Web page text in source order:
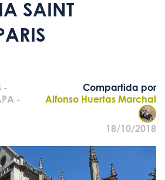
SAINT
-
-
Compartida por
Alfonso Huertas Marchal
18/10/2018